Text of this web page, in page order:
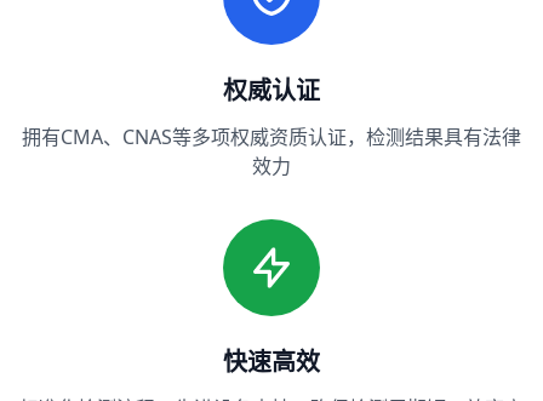
权威认证
拥有CMA、CNAS等多项权威资质认证，检测结果具有法律
效力
快速高效